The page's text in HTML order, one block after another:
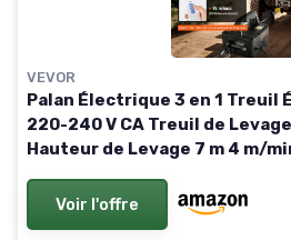
VEVOR
Palan Électrique 3 en 1
220-240 V CA Treuil de
Hauteur de Levage 7 m 4 m/
Remorquage 3 en 1
7 m
Voir l'offre